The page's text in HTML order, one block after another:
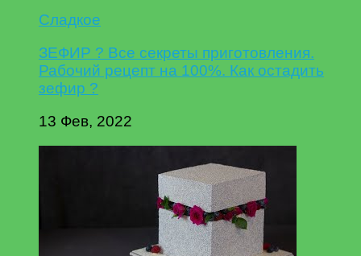
Сладкое
ЗЕФИР ? Все секреты приготовления.
Рабочий рецепт на 100%. Как остадить
зефир ?
13 Фев, 2022